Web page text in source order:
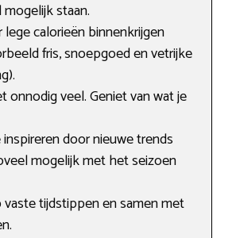
staan.
lege calorieën binnenkrijgen
fris, snoepgoed en vetrijke
onnodig veel. Geniet van wat je
inspireren door nieuwe trends
mogelijk met het seizoen
vaste tijdstippen en samen met